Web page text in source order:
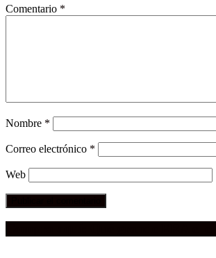
Comentario *
Nombre *
Correo electrónico *
Web